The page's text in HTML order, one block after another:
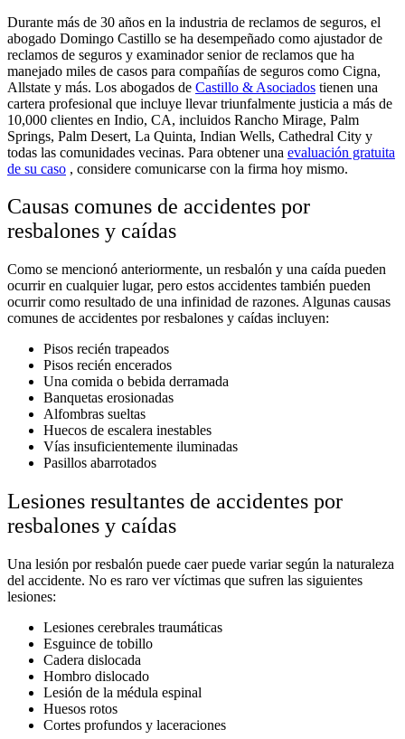
Durante más de 30 años en la industria de reclamos de seguros, el
abogado Domingo Castillo se ha desempeñado como ajustador de
reclamos de seguros y examinador senior de reclamos que ha
manejado miles de casos para compañías de seguros como Cigna,
Allstate y más. Los abogados de Castillo & Asociados tienen una
cartera profesional que incluye llevar triunfalmente justicia a más de
10,000 clientes en Indio, CA, incluidos Rancho Mirage, Palm
Springs, Palm Desert, La Quinta, Indian Wells, Cathedral City y
todas las comunidades vecinas. Para obtener una evaluación gratuita
de su caso , considere comunicarse con la firma hoy mismo.
Causas comunes de accidentes por
resbalones y caídas
Como se mencionó anteriormente, un resbalón y una caída pueden
ocurrir en cualquier lugar, pero estos accidentes también pueden
ocurrir como resultado de una infinidad de razones. Algunas causas
comunes de accidentes por resbalones y caídas incluyen:
Pisos recién trapeados
Pisos recién encerados
Una comida o bebida derramada
Banquetas erosionadas
Alfombras sueltas
Huecos de escalera inestables
Vías insuficientemente iluminadas
Pasillos abarrotados
Lesiones resultantes de accidentes por
resbalones y caídas
Una lesión por resbalón puede caer puede variar según la naturaleza
del accidente. No es raro ver víctimas que sufren las siguientes
lesiones:
Lesiones cerebrales traumáticas
Esguince de tobillo
Cadera dislocada
Hombro dislocado
Lesión de la médula espinal
Huesos rotos
Cortes profundos y laceraciones